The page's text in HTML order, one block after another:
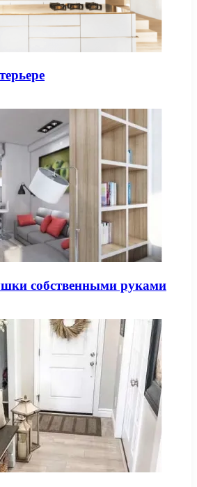
собственными руками